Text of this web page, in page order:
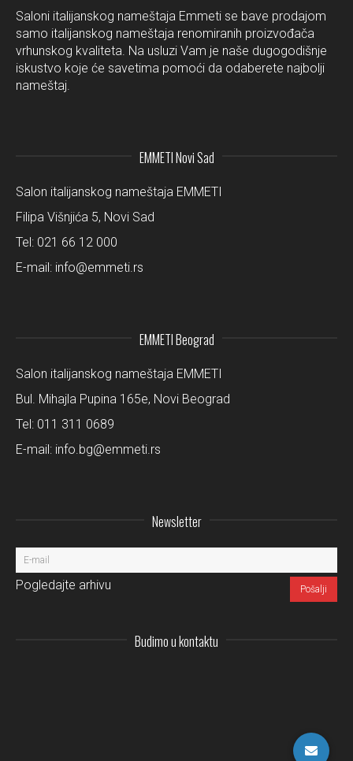
Saloni italijanskog nameštaja Emmeti se bave prodajom
samo italijanskog nameštaja renomiranih proizvođača
vrhunskog kvaliteta. Na usluzi Vam je naše dugogodišnje
iskustvo koje će savetima pomoći da odaberete najbolji
nameštaj.
EMMETI Novi Sad
Salon italijanskog nameštaja EMMETI
Filipa Višnjića 5, Novi Sad
Tel: 021 66 12 000
E-mail: info@emmeti.rs
EMMETI Beograd
Salon italijanskog nameštaja EMMETI
Bul. Mihajla Pupina 165e, Novi Beograd
Tel: 011 311 0689
E-mail: info.bg@emmeti.rs
Newsletter
Pogledajte arhivu
Budimo u kontaktu